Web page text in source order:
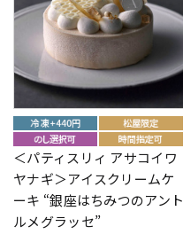
＜パティスリィ アサコイワ
ヤナギ＞アイスクリームケ
ーキ “銀座はちみつのアント
ルメグラッセ”